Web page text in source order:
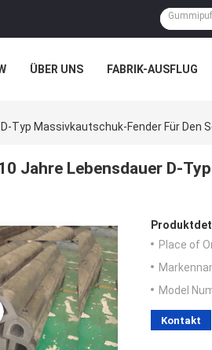
ÜBER UNS FABRIK-AUSFLUG
Typ Massivkautschuk-Fender Für Den
Jahre Lebensdauer D-
Place of
Model
Kontakt